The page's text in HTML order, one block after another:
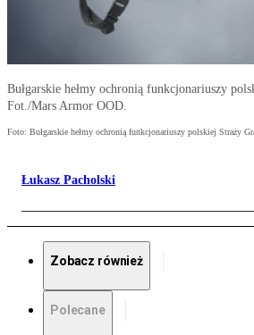
Bułgarskie hełmy ochronią funkcjonariuszy
Fot./Mars Armor OOD.
Foto: Bułgarskie hełmy ochronią funkcjonariuszy polskiej Straży
Łukasz Pacholski
Zobacz również
Polecane